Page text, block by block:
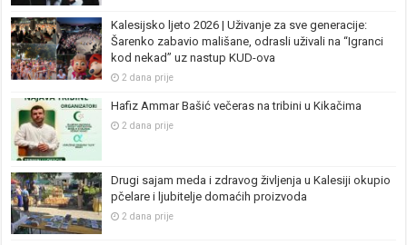
Kalesijsko ljeto 2026 | Uživanje za sve generacije:
Šarenko zabavio mališane, odrasli uživali na “Igranci
kod nekad” uz nastup KUD-ova
2 dana prije
Hafiz Ammar Bašić večeras na tribini u Kikačima
2 dana prije
Drugi sajam meda i zdravog življenja u Kalesiji okupio
pčelare i ljubitelje domaćih proizvoda
2 dana prije